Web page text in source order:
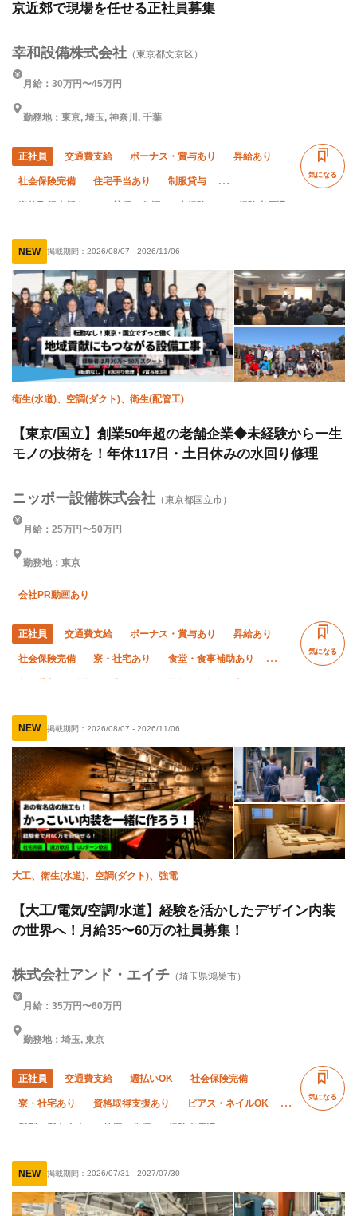
京近郊で現場を任せる正社員募集
幸和設備株式会社 （東京都文京区）
月給：30万円〜45万円
勤務地：東京, 埼玉, 神奈川, 千葉
正社員 交通費支給 ボーナス・賞与あり 昇給あり
社会保険完備 住宅手当あり 制服貸与
完全週休二日制 夏季休暇 年末年始休暇
気になる
NEW 掲載期間： 2026/08/07 - 2026/11/06
衛生(水道)、空調(ダクト)、衛生(配管工)
【東京/国立】創業50年超の老舗企業◆未経験から一生
モノの技術を！年休117日・土日休みの水回り修理
ニッポー設備株式会社 （東京都国立市）
月給：25万円〜50万円
勤務地：東京
会社PR動画あり
正社員 交通費支給 ボーナス・賞与あり 昇給あり
社会保険完備 寮・社宅あり 食堂・食事補助あり
制服貸与 資格取得支援あり 禁煙・分煙 未経験OK
土日休み 転勤なし
気になる
NEW 掲載期間： 2026/08/07 - 2026/11/06
大工、衛生(水道)、空調(ダクト)、強電
【大工/電気/空調/水道】経験を活かしたデザイン内装
の世界へ！月給35〜60万の社員募集！
株式会社アンド・エイチ （埼玉県鴻巣市）
月給：35万円〜60万円
勤務地：埼玉, 東京
正社員 交通費支給 週払いOK 社会保険完備
寮・社宅あり 資格取得支援あり ピアス・ネイルOK
転勤なし 直帰・直行OK
気になる
NEW 掲載期間： 2026/07/31 - 2027/07/30